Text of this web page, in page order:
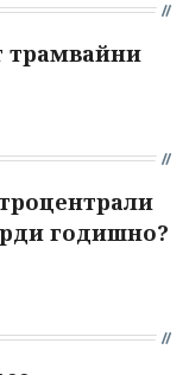
трамвайни
годишно?